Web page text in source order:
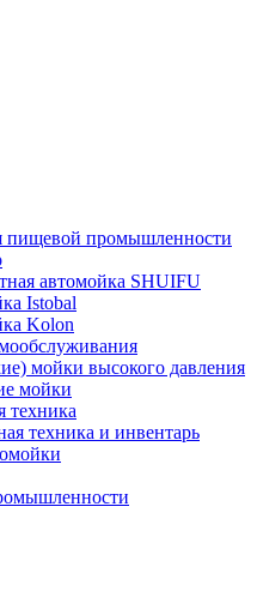
пищевой промышленности
автомойка SHUIFU
Istobal
Kolon
мойки высокого давления
мойки
техника
техника и инвентарь